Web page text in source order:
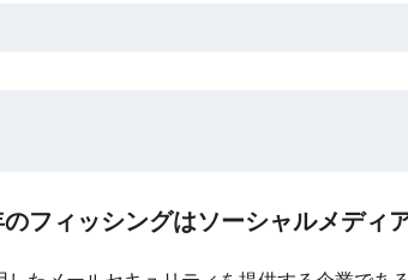
フィッシングはソーシャルメディ